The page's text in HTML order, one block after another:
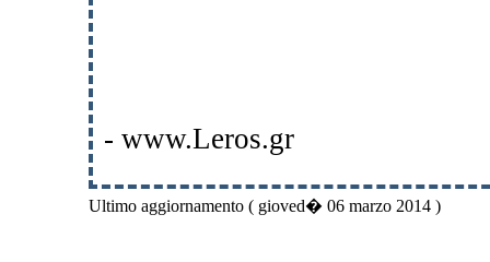
- www.Leros.gr
Ultimo aggiornamento ( gioved� 06 marzo 2014 )